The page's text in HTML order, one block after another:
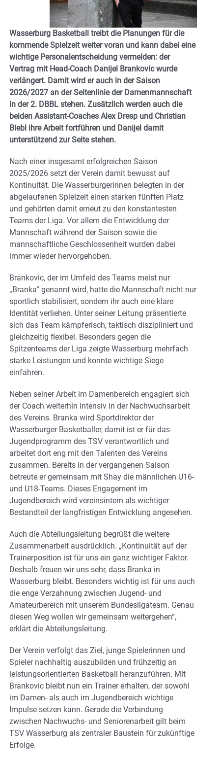
Wasserburg Basketball treibt die Planungen für die
kommende Spielzeit weiter voran und kann dabei eine
wichtige Personalentscheidung vermelden: der
Vertrag mit Head-Coach Danijel Brankovic wurde
verlängert. Damit wird er auch in der Saison
2026/2027 an der Seitenlinie der Damenmannschaft
in der 2. DBBL stehen. Zusätzlich werden auch die
beiden Assistant-Coaches Alex Dresp und Christian
Biebl ihre Arbeit fortführen und Danijel damit
unterstützend zur Seite stehen.
Nach einer insgesamt erfolgreichen Saison
2025/2026 setzt der Verein damit bewusst auf
Kontinuität. Die Wasserburgerinnen belegten in der
abgelaufenen Spielzeit einen starken fünften Platz
und gehörten damit erneut zu den konstantesten
Teams der Liga. Vor allem die Entwicklung der
Mannschaft während der Saison sowie die
mannschaftliche Geschlossenheit wurden dabei
immer wieder hervorgehoben.
Brankovic, der im Umfeld des Teams meist nur
„Branka“ genannt wird, hatte die Mannschaft nicht nur
sportlich stabilisiert, sondern ihr auch eine klare
Identität verliehen. Unter seiner Leitung präsentierte
sich das Team kämpferisch, taktisch diszipliniert und
gleichzeitig flexibel. Besonders gegen die
Spitzenteams der Liga zeigte Wasserburg mehrfach
starke Leistungen und konnte wichtige Siege
einfahren.
Neben seiner Arbeit im Damenbereich engagiert sich
der Coach weiterhin intensiv in der Nachwuchsarbeit
des Vereins. Branka wird Sportdirektor der
Wasserburger Basketballer, damit ist er für das
Jugendprogramm des TSV verantwortlich und
arbeitet dort eng mit den Talenten des Vereins
zusammen. Bereits in der vergangenen Saison
betreute er gemeinsam mit Shay die männlichen U16-
und U18-Teams. Dieses Engagement im
Jugendbereich wird vereinsintern als wichtiger
Bestandteil der langfristigen Entwicklung angesehen.
Auch die Abteilungsleitung begrüßt die weitere
Zusammenarbeit ausdrücklich. „Kontinuität auf der
Trainerposition ist für uns ein ganz wichtiger Faktor.
Deshalb freuen wir uns sehr, dass Branka in
Wasserburg bleibt. Besonders wichtig ist für uns auch
die enge Verzahnung zwischen Jugend- und
Amateurbereich mit unserem Bundesligateam. Genau
diesen Weg wollen wir gemeinsam weitergehen“,
erklärt die Abteilungsleitung.
Der Verein verfolgt das Ziel, junge Spielerinnen und
Spieler nachhaltig auszubilden und frühzeitig an
leistungsorientierten Basketball heranzuführen. Mit
Brankovic bleibt nun ein Trainer erhalten, der sowohl
im Damen- als auch im Jugendbereich wichtige
Impulse setzen kann. Gerade die Verbindung
zwischen Nachwuchs- und Seniorenarbeit gilt beim
TSV Wasserburg als zentraler Baustein für zukünftige
Erfolge.